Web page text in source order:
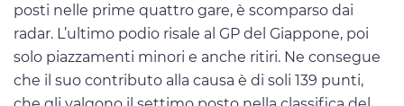
posti nelle prime quattro gare, è scomparso dai
radar. L’ultimo podio risale al GP del Giappone, poi
solo piazzamenti minori e anche ritiri. Ne consegue
che il suo contributo alla causa è di soli 139 punti,